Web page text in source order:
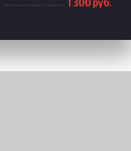
1 300 руб.